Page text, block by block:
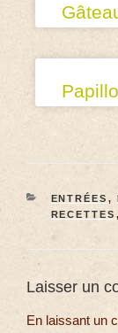
ENTRÉES ,
RECETTES
Laisser un
En laissant un